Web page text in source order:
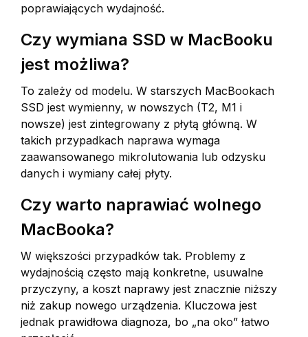
poprawiających wydajność.
Czy wymiana SSD w MacBooku
jest możliwa?
To zależy od modelu. W starszych MacBookach
SSD jest wymienny, w nowszych (T2, M1 i
nowsze) jest zintegrowany z płytą główną. W
takich przypadkach naprawa wymaga
zaawansowanego mikrolutowania lub odzysku
danych i wymiany całej płyty.
Czy warto naprawiać wolnego
MacBooka?
W większości przypadków tak. Problemy z
wydajnością często mają konkretne, usuwalne
przyczyny, a koszt naprawy jest znacznie niższy
niż zakup nowego urządzenia. Kluczowa jest
jednak prawidłowa diagnoza, bo „na oko” łatwo